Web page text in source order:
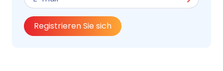
Registrieren Sie sich